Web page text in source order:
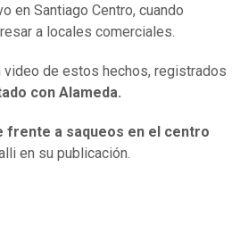
en Santiago Centro, cuando
a locales comerciales.
video de estos hechos, registrados
con Alameda.
frente a saqueos en el centro
en su publicación.